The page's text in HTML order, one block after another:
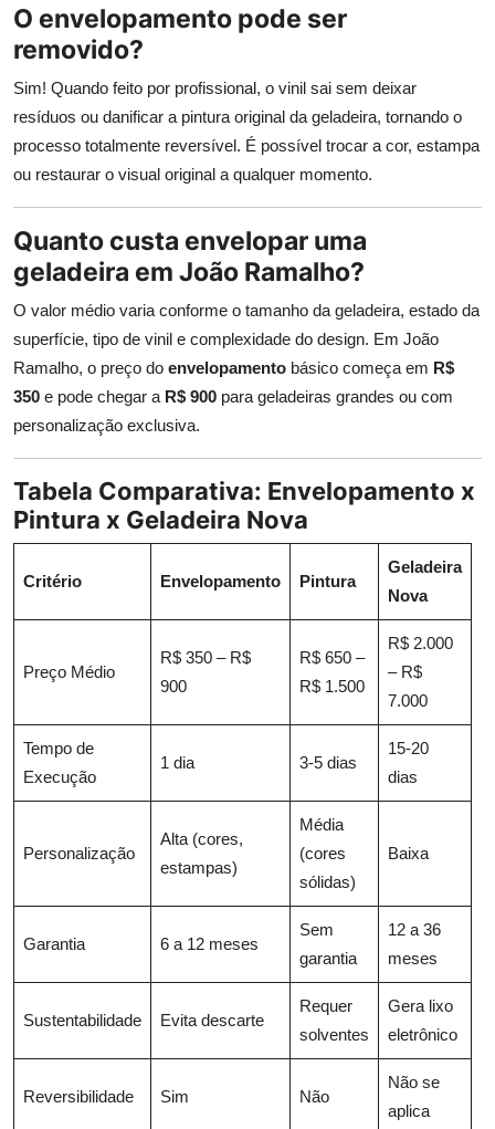
O envelopamento pode ser
removido?
Sim! Quando feito por profissional, o vinil sai sem deixar
resíduos ou danificar a pintura original da geladeira, tornando o
processo totalmente reversível. É possível trocar a cor, estampa
ou restaurar o visual original a qualquer momento.
Quanto custa envelopar uma
geladeira em João Ramalho?
O valor médio varia conforme o tamanho da geladeira, estado da
superfície, tipo de vinil e complexidade do design. Em João
Ramalho, o preço do envelopamento básico começa em R$
350 e pode chegar a R$ 900 para geladeiras grandes ou com
personalização exclusiva.
Tabela Comparativa: Envelopamento x
Pintura x Geladeira Nova
Critério Envelopamento Pintura
Geladeira
Nova
Preço Médio
R$ 350 – R$
900
R$ 650 –
R$ 1.500
R$ 2.000
– R$
7.000
Tempo de
Execução
1 dia 3-5 dias
15-20
dias
Personalização
Alta (cores,
estampas)
Média
(cores
sólidas)
Baixa
Garantia 6 a 12 meses
Sem
garantia
12 a 36
meses
Sustentabilidade Evita descarte
Requer
solventes
Gera lixo
eletrônico
Reversibilidade Sim Não
Não se
aplica